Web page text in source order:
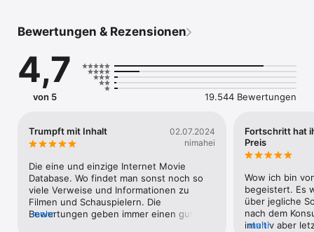
Portugiesisch, Italienisch, Japanisch, Koreanisch, Chinesisch,
Taiwanesisch und Hindi verfügbar. Sind Sie der Meinung, dass
wir etwas gut machen? Gibt es etwas, das wir übersehen
haben? Bitte senden Sie uns Ihr Feedback unter
Bewertungen & Rezensionen
4,7
von 5 19.544 Bewertungen
Trumpft mit Inhalt
02.07.2024
nimahei
Die eine und einzige Internet Movie
Database. Wo findet man sonst noch so
viele Verweise und Informationen zu
Filmen und Schauspielern. Die
Bewertungen geben immer einen guter
mehr
Fortschritt hat
Preis
Wow ich bin
begeistert. Es
über jegliche
nach dem
intuitiv aber
mehr